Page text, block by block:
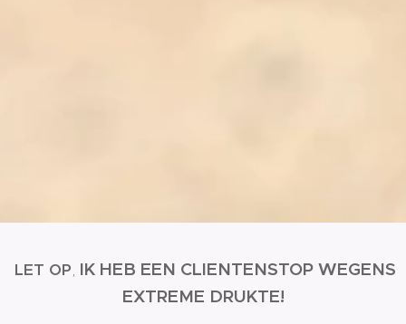
LET OP, IK HEB EEN CLIENTENSTOP WEGENS
EXTREME DRUKTE!